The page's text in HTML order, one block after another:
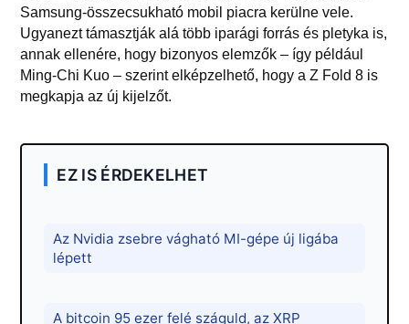
Samsung-összecsukható mobil piacra kerülne vele.
Ugyanezt támasztják alá több iparági forrás és pletyka is,
annak ellenére, hogy bizonyos elemzők – így például
Ming-Chi Kuo – szerint elképzelhető, hogy a Z Fold 8 is
megkapja az új kijelzőt.
EZ IS ÉRDEKELHET
Az Nvidia zsebre vágható MI-gépe új ligába
lépett
A bitcoin 95 ezer felé száguld, az XRP